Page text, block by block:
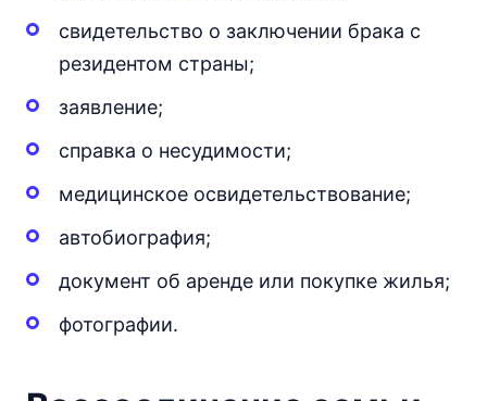
свидетельство о заключении брака с
резидентом страны;
заявление;
справка о несудимости;
медицинское освидетельствование;
автобиография;
документ об аренде или покупке жилья;
фотографии.